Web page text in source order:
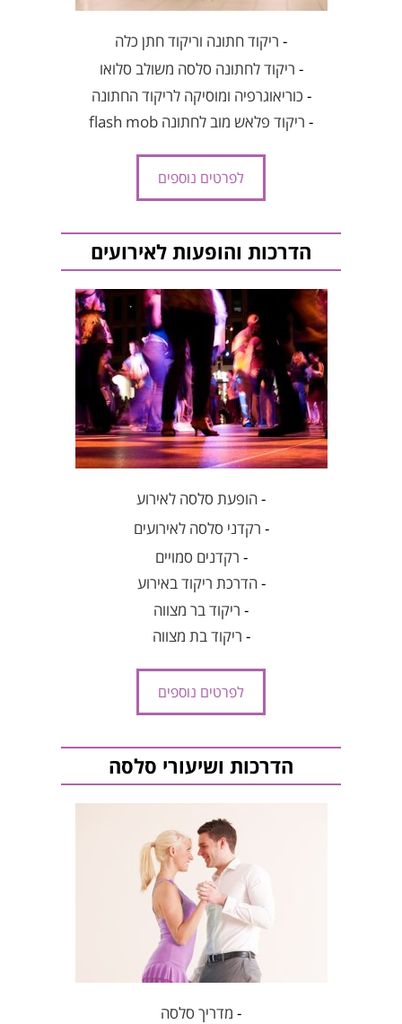
- ריקוד חתונה וריקוד חתן כלה
- ריקוד לחתונה סלסה משולב סלואו
- כוריאוגרפיה ומוסיקה לריקוד החתונה
- ריקוד פלאש מוב לחתונה flash mob
לפרטים נוספים
הדרכות והופעות לאירועים
-הופעת סלסה לאירוע
- רקדני סלסה לאירועים
- רקדנים סמויים
-הדרכת ריקוד באירוע
- ריקוד בר מצווה
- ריקוד בת מצווה
לפרטים נוספים
הדרכות ושיעורי סלסה
- מדריך סלסה